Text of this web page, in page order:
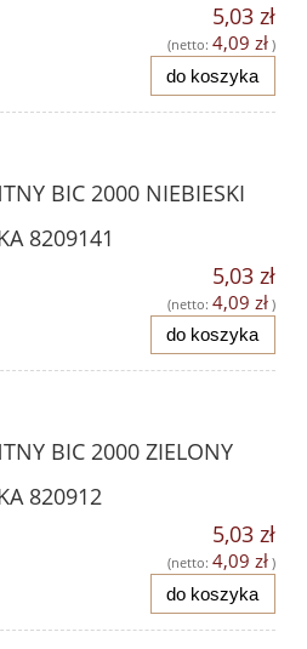
5,03 zł
(netto: 4,09 zł )
do koszyka
BIC 2000 NIEBIESKI
8209141
5,03 zł
(netto: 4,09 zł )
do koszyka
BIC 2000 ZIELONY
820912
5,03 zł
(netto: 4,09 zł )
do koszyka